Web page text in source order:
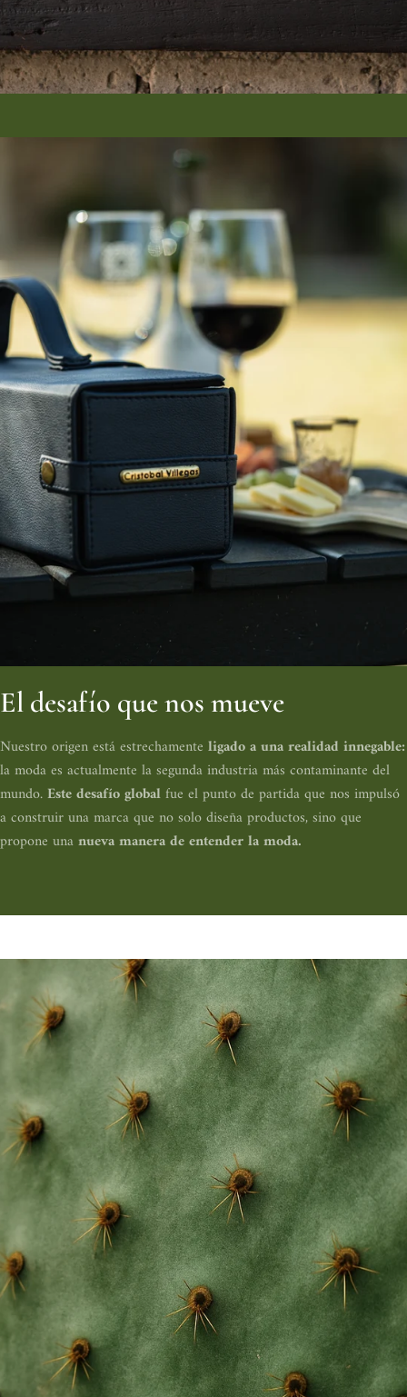
El desafío que nos mueve
Nuestro origen está estrechamente ligado a una realidad innegable:
la moda es actualmente la segunda industria más contaminante del
mundo.Este desafío globalfue el punto de partida que nos impulsó
a construir una marca que no solo diseña productos, sino que
propone unanueva manera de entender la moda.